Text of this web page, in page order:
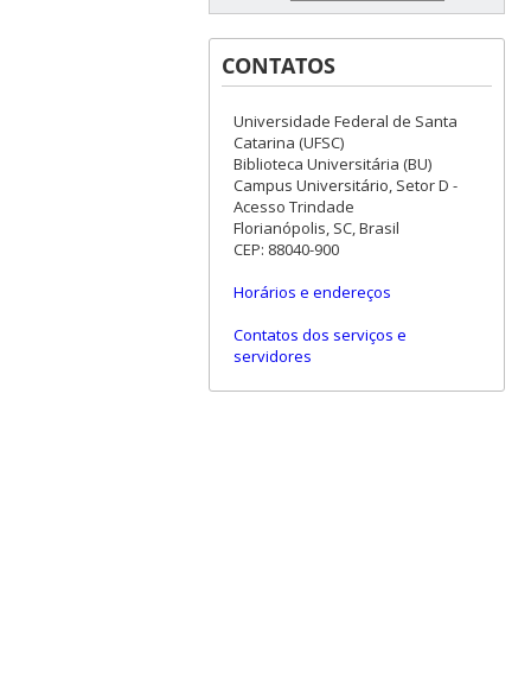
CONTATOS
Universidade Federal de Santa
Catarina (UFSC)
Biblioteca Universitária (BU)
Campus Universitário, Setor D -
Acesso Trindade
Florianópolis, SC, Brasil
CEP: 88040-900
Horários e endereços
Contatos dos serviços e
servidores